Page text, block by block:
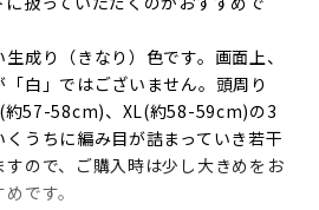
成り（きなり）色です。画面上、
白」ではございません。頭周り
57-58cm)、XL(約58-59cm)の3
うちに編み目が詰まっていき若干
ので、ご購入時は少し大きめをお
です。